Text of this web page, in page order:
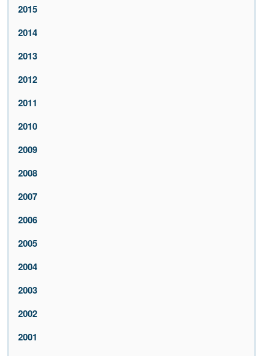
2015
2014
2013
2012
2011
2010
2009
2008
2007
2006
2005
2004
2003
2002
2001